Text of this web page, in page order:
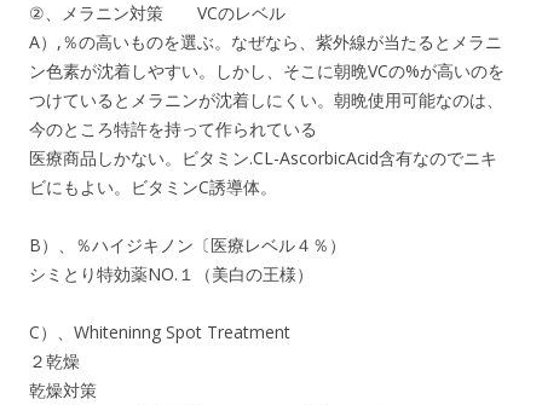
②、メラニン対策 VCのレベル
A）,％の高いものを選ぶ。なぜなら、紫外線が当たるとメラニ
ン色素が沈着しやすい。しかし、そこに朝晩VCの%が高いのを
つけているとメラニンが沈着しにくい。朝晩使用可能なのは、
今のところ特許を持って作られている
医療商品しかない。ビタミン.CL-AscorbicAcid含有なのでニキ
ビにもよい。ビタミンC誘導体。
B）、％ハイジキノン〔医療レベル４％）
シミとり特効薬NO.１（美白の王様）
C）、Whiteninng Spot Treatment
２乾燥
乾燥対策